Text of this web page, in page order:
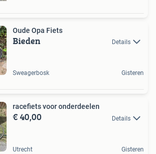
Oude Opa Fiets
Bieden Details
Sweagerbosk Gisteren
racefiets voor onderdeelen
€ 40,00 Details
Utrecht Gisteren